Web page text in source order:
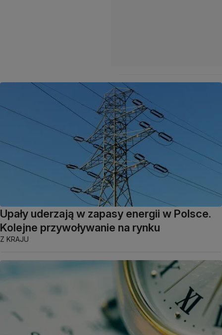
Upały uderzają w zapasy energii w Polsce.
Kolejne przywoływanie na rynku
Z KRAJU